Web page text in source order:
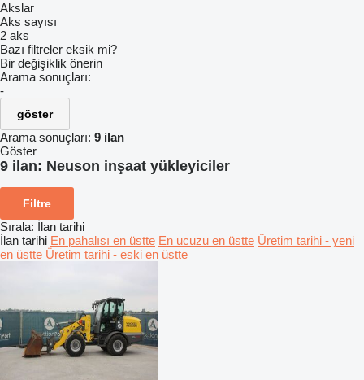
Akslar
Aks sayısı
2 aks
Bazı filtreler eksik mi?
Bir değişiklik önerin
Arama sonuçları:
-
göster
Arama sonuçları: 9 ilan
Göster
9 ilan: Neuson inşaat yükleyiciler
Filtre
Sırala: İlan tarihi
İlan tarihi En pahalısı en üstte En ucuzu en üstte Üretim tarihi - yeni
en üstte Üretim tarihi - eski en üstte